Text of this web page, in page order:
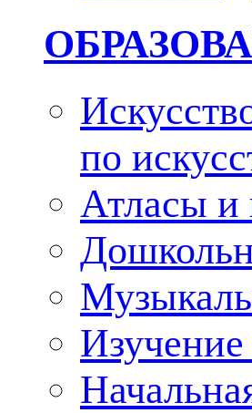
по
Атласы и